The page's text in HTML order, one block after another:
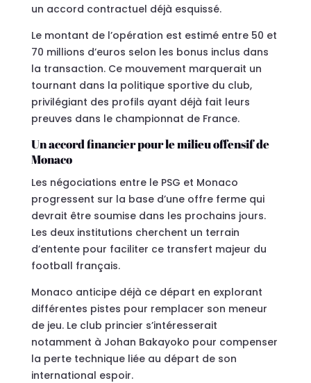
un accord contractuel déjà esquissé.
Le montant de l’opération est estimé entre 50 et
70 millions d’euros selon les bonus inclus dans
la transaction. Ce mouvement marquerait un
tournant dans la politique sportive du club,
privilégiant des profils ayant déjà fait leurs
preuves dans le championnat de France.
Un accord financier pour le milieu offensif de
Monaco
Les négociations entre le PSG et Monaco
progressent sur la base d’une offre ferme qui
devrait être soumise dans les prochains jours.
Les deux institutions cherchent un terrain
d’entente pour faciliter ce transfert majeur du
football français.
Monaco anticipe déjà ce départ en explorant
différentes pistes pour remplacer son meneur
de jeu. Le club princier s’intéresserait
notamment à Johan Bakayoko pour compenser
la perte technique liée au départ de son
international espoir.